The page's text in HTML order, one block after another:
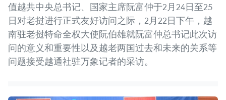
值越共中央总书记、国家主席阮富仲于2月24日至25
日对老挝进行正式友好访问之际，2月22日下午，越
南驻老挝特命全权大使阮伯雄就阮富仲总书记此次访
问的意义和重要性以及越老两国过去和未来的关系等
问题接受越通社驻万象记者的采访。